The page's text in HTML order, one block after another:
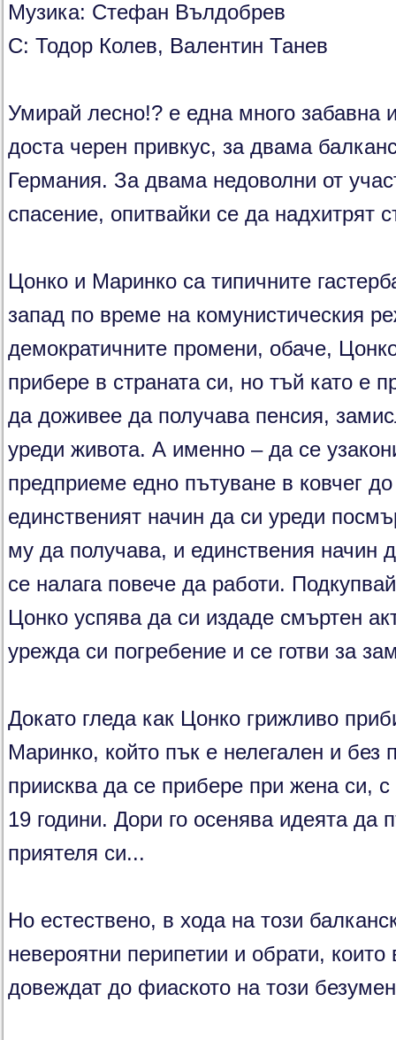
Музика: Стефан Вълдобрев
С: Тодор Колев, Валентин Танев
Умирай лесно!? е една много забавна
доста черен привкус, за двама
Германия. За двама недоволни от
спасение, опитвайки се да надхитрят
Цонко и Маринко са типичните
запад по време на комунистическия
демократичните промени, обаче,
прибере в страната си, но тъй като е
да доживее да получава пенсия,
уреди живота. А именно – да се
предприеме едно пътуване в ковчег
единственият начин да си уреди
му да получава, и единствения начин
се налага повече да работи.
Цонко успява да си издаде смъртен
урежда си погребение и се готви за
Докато гледа как Цонко грижливо
Маринко, който пък е нелегален и без
приисква да се прибере при жена си,
19 години. Дори го осенява идеята да
приятеля си...
Но естествено, в хода на този
невероятни перипетии и обрати,
довеждат до фиаското на този